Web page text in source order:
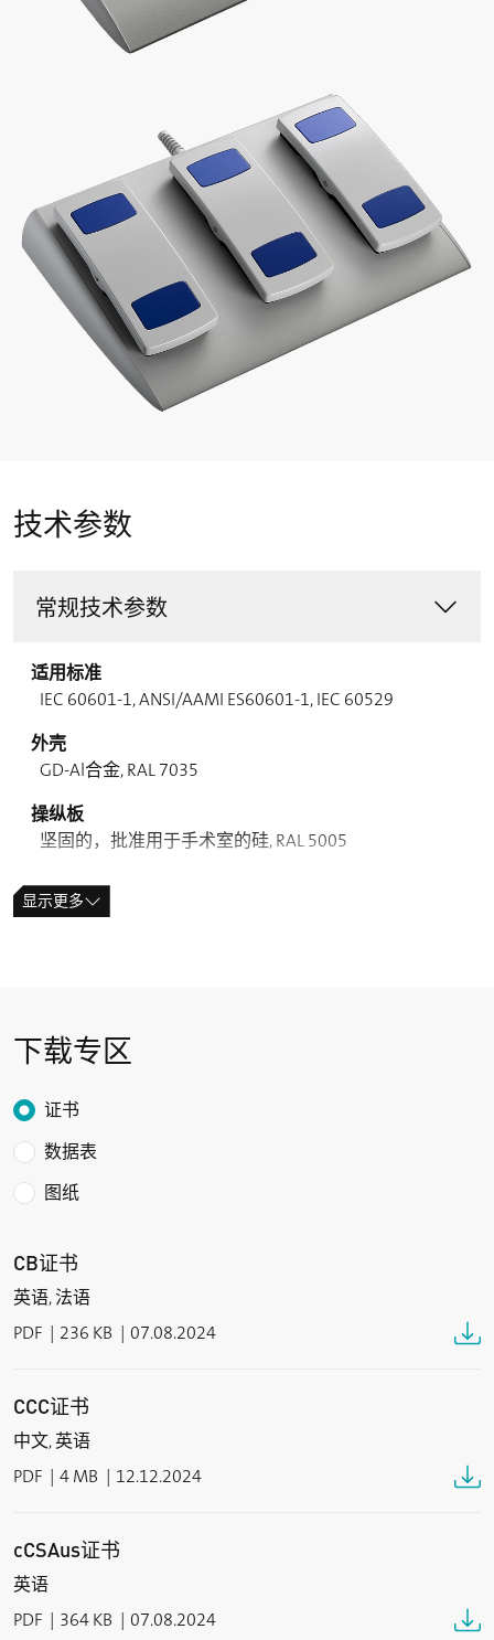
技术参数
常规技术参数
适用标准
IEC 60601-1, ANSI/AAMI ES60601-1, IEC 60529
外壳
GD-Al合金, RAL 7035
操纵板
坚固的，批准用于手术室的硅, RAL 5005
摇臂式开关
GD-Zn合金, RAL 7035
IPX8 (IEC/EN 60529)
触点类型
摇杆/驱动器：微动开关,
摇臂式开关：簧片式触点 / 微动开关 / 霍尔传感器
开关类型
输出0 … 10 VDC, 0 … 20 mA, 4 … 20 mA
> 1百万操作次数
2米线缆, 其它长度可选
max. 25 VAC / 60 VDC
max. 1 A
开关容量
簧片触点: max. 20 VA, 微动开关: max. 30 VA
显示更多
下载专区
Choose the type of download
证书
数据表
图纸
CB证书
英语, 法语
PDF
236 KB 07.08.2024
CCC证书
中文, 英语
PDF
4 MB 12.12.2024
cCSAus证书
英语
PDF
364 KB 07.08.2024